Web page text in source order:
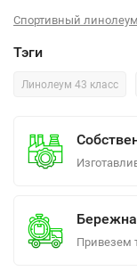
Спортивный линолеум
Тэги
Линолеум 43 класс
Привезем